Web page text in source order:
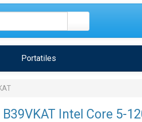
Portatiles
Intel Core 5-